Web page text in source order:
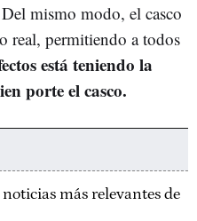
Del mismo modo, el casco
real, permitiendo a todos
está teniendo la
porte el casco.
más relevantes de